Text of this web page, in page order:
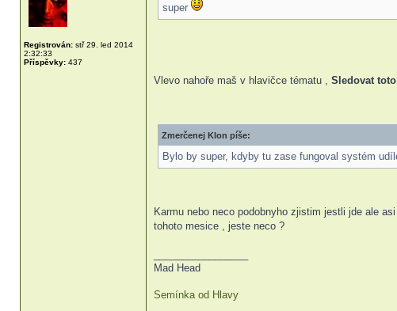
Registrován: stř 29. led 2014
2:32:33
Příspěvky: 437
super
Vlevo nahoře maš v hlavičce tématu , Sledovat
Zmerčenej Klon píše:
Bylo by super, kdyby tu zase fungoval systém
Karmu nebo neco podobnyho zjistim jestli jde ale
tohoto mesice , jeste neco ?
Mad Head
Semínka od Hlavy